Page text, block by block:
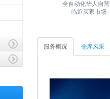
全自动化华人自
临近买家市场
服务概况 仓库风采